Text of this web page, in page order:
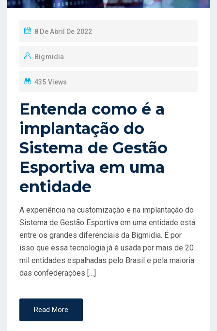
P
S
E
O
N
8 De Abril De 2022
Bigmidia
435 Views
Entenda como é a
implantação do
Sistema de Gestão
Esportiva em uma
entidade
A experiência na customização e na implantação do
Sistema de Gestão Esportiva em uma entidade está
entre os grandes diferenciais da Bigmidia. É por
isso que essa tecnologia já é usada por mais de 20
mil entidades espalhadas pelo Brasil e pela maioria
das confederações […]
Read More